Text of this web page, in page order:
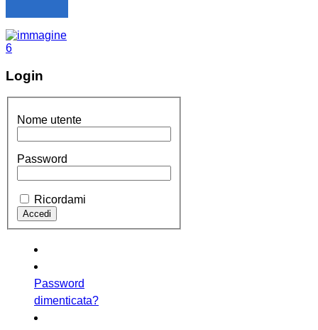
Login
Nome utente
Password
Ricordami
Password
dimenticata?